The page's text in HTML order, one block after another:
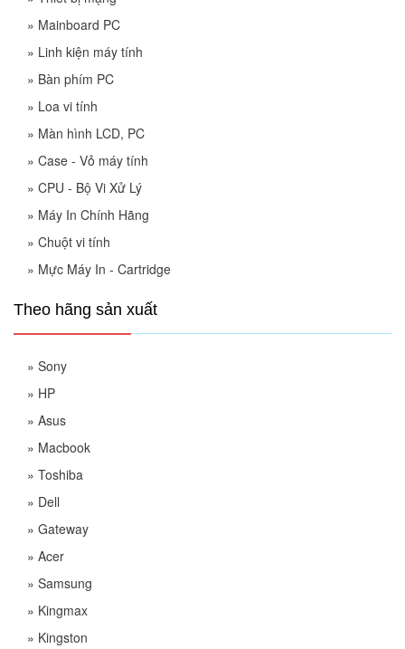
» Mainboard PC
» Linh kiện máy tính
» Bàn phím PC
» Loa vi tính
» Màn hình LCD, PC
» Case - Vỏ máy tính
» CPU - Bộ Vi Xử Lý
» Máy In Chính Hãng
» Chuột vi tính
» Mực Máy In - Cartridge
Theo hãng sản xuất
» Sony
» HP
» Asus
» Macbook
» Toshiba
» Dell
» Gateway
» Acer
» Samsung
» Kingmax
» Kingston